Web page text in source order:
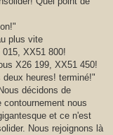
plus vite
XX51 800!
X26 199, XX51 450!
heures! terminé!"
décidons de
nous
et ce n'est
Nous rejoignons là